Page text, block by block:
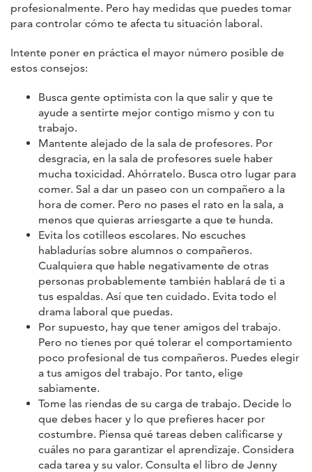
profesionalmente. Pero hay medidas que puedes tomar
para controlar cómo te afecta tu situación laboral.
Intente poner en práctica el mayor número posible de
estos consejos:
Busca gente optimista con la que salir y que te
ayude a sentirte mejor contigo mismo y con tu
trabajo.
Mantente alejado de la sala de profesores. Por
desgracia, en la sala de profesores suele haber
mucha toxicidad. Ahórratelo. Busca otro lugar para
comer. Sal a dar un paseo con un compañero a la
hora de comer. Pero no pases el rato en la sala, a
menos que quieras arriesgarte a que te hunda.
Evita los cotilleos escolares. No escuches
habladurías sobre alumnos o compañeros.
Cualquiera que hable negativamente de otras
personas probablemente también hablará de ti a
tus espaldas. Así que ten cuidado. Evita todo el
drama laboral que puedas.
Por supuesto, hay que tener amigos del trabajo.
Pero no tienes por qué tolerar el comportamiento
poco profesional de tus compañeros. Puedes elegir
a tus amigos del trabajo. Por tanto, elige
sabiamente.
Tome las riendas de su carga de trabajo. Decide lo
que debes hacer y lo que prefieres hacer por
costumbre. Piensa qué tareas deben calificarse y
cuáles no para garantizar el aprendizaje. Considera
cada tarea y su valor. Consulta el libro de Jenny